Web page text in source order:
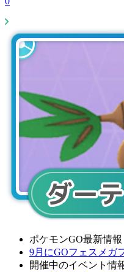
ポケモンGO最新情報
9月にGOフェスメガ
開催中のイベント情